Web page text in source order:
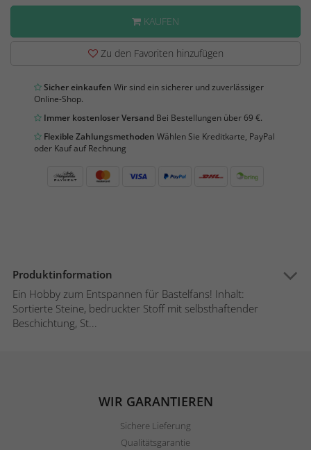
KAUFEN
Zu den Favoriten hinzufügen
Sicher einkaufen Wir sind ein sicherer und zuverlässiger
Online-Shop.
Immer kostenloser Versand Bei Bestellungen über 69 €.
Flexible Zahlungsmethoden Wählen Sie Kreditkarte, PayPal
oder Kauf auf Rechnung
Produktinformation
Ein Hobby zum Entspannen für Bastelfans! Inhalt:
Sortierte Steine, bedruckter Stoff mit selbsthaftender
Beschichtung, St...
WIR GARANTIEREN
Sichere Lieferung
Qualitätsgarantie